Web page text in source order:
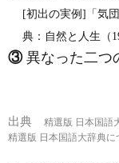
[初出の実例]「気
典：自然と人生（
③異なった二つ
出典
精選版 日本国語
精選版 日本国語大辞典